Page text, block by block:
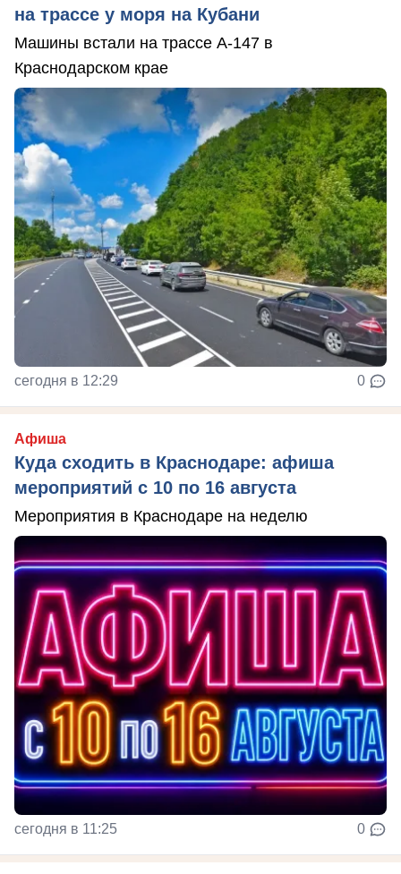
на трассе у моря на Кубани
Машины встали на трассе А-147 в
Краснодарском крае
сегодня в 12:29 0
Афиша
Куда сходить в Краснодаре: афиша
мероприятий с 10 по 16 августа
Мероприятия в Краснодаре на неделю
сегодня в 11:25 0